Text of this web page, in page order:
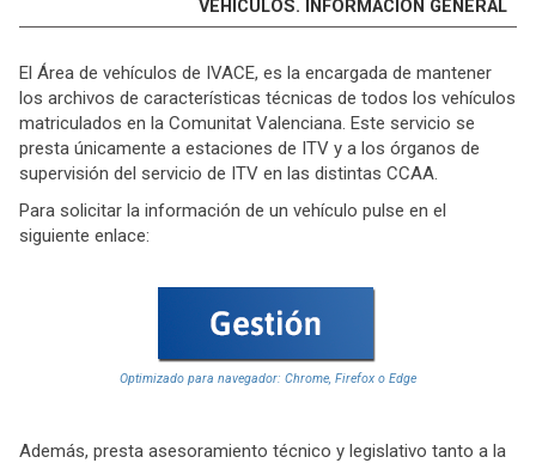
VEHÍCULOS. INFORMACIÓN GENERAL
El Área de vehículos de IVACE, es la encargada de mantener
los archivos de características técnicas de todos los vehículos
matriculados en la Comunitat Valenciana. Este servicio se
presta únicamente a estaciones de ITV y a los órganos de
supervisión del servicio de ITV en las distintas CCAA.
Para solicitar la información de un vehículo pulse en el
siguiente enlace:
Optimizado para navegador: Chrome, Firefox o Edge
Además, presta asesoramiento técnico y legislativo tanto a la